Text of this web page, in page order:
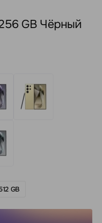
GB Чёрный
GB